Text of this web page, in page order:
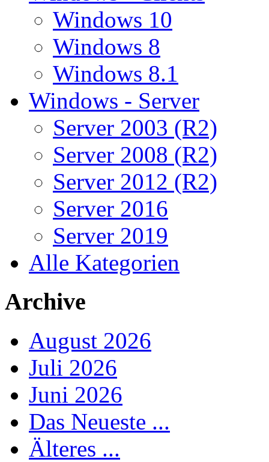
Windows 10
Windows 8
Windows 8.1
Windows - Server
Server 2003 (R2)
Server 2008 (R2)
Server 2012 (R2)
Server 2016
Server 2019
Alle Kategorien
Archive
August 2026
Juli 2026
Juni 2026
Das Neueste ...
Älteres ...